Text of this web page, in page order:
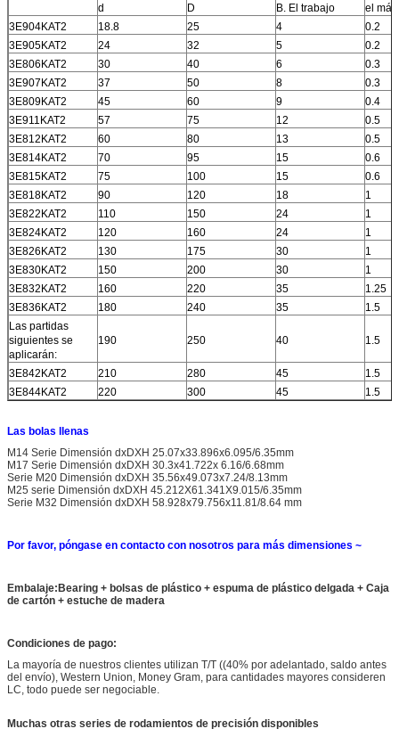
d D B. El trabajo
el
3E904KAT2
18.8 25 4
0.2
3E905KAT2
24 32 5
0.2
3E806KAT2
30 40 6
0.3
3E907KAT2
37 50 8
0.3
3E809KAT2
45 60 9
0.4
3E911KAT2
57 75 12
0.5
3E812KAT2
60 80 13
0.5
3E814KAT2
70 95 15
0.6
3E815KAT2
75 100 15
0.6
3E818KAT2
90 120 18
1
3E822KAT2
110 150 24
1
3E824KAT2
120 160 24
1
3E826KAT2
130 175 30
1
3E830KAT2
150 200 30
1
3E832KAT2
160 220 35
1.25
3E836KAT2
180 240 35
1.5
Las partidas
siguientes se
aplicarán:
190 250 40 1.5
3E842KAT2 210 280 45
1.5
3E844KAT2
220 300 45 1.5
Las bolas llenas
M14 Serie Dimensión dxDXH 25.07x33.896x6.095/6.35mm
M17 Serie Dimensión dxDXH 30.3x41.722x 6.16/6.68mm
Serie M20 Dimensión dxDXH 35.56x49.073x7.24/8.13mm
M25 serie Dimensión dxDXH 45.212X61.341X9.015/6.35mm
Serie M32 Dimensión dxDXH 58.928x79.756x11.81/8.64 mm
Por favor, póngase en contacto con nosotros para más dimensiones ~
Embalaje:Bearing + bolsas de plástico + espuma de plástico delgada + Caja
de cartón + estuche de madera
Condiciones de pago:
La mayoría de nuestros clientes utilizan T/T ((40% por adelantado, saldo antes
del envío), Western Union, Money Gram, para cantidades mayores consideren
LC, todo puede ser negociable.
Muchas otras series de rodamientos de precisión disponibles